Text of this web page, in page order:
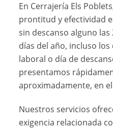
En Cerrajería Els
prontitud y efectividad
sin descanso alguno
días del año, incluso
laboral o día de
presentamos
aproximadamente, en
Nuestros servicios
exigencia relacionada